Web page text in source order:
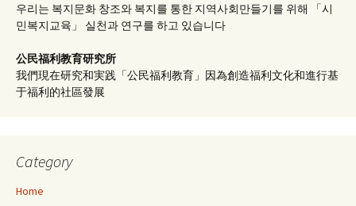
우리는 복지문화 창조와 복지를 통한 지역사회만들기를 위해 「시
민복지교육」 실천과 연구를 하고 있습니다
公民福利教育研究所
我們現在研究和実践「公民福利教育」因為創造福利文化和進行基
于福利的社區發展
Category
Home